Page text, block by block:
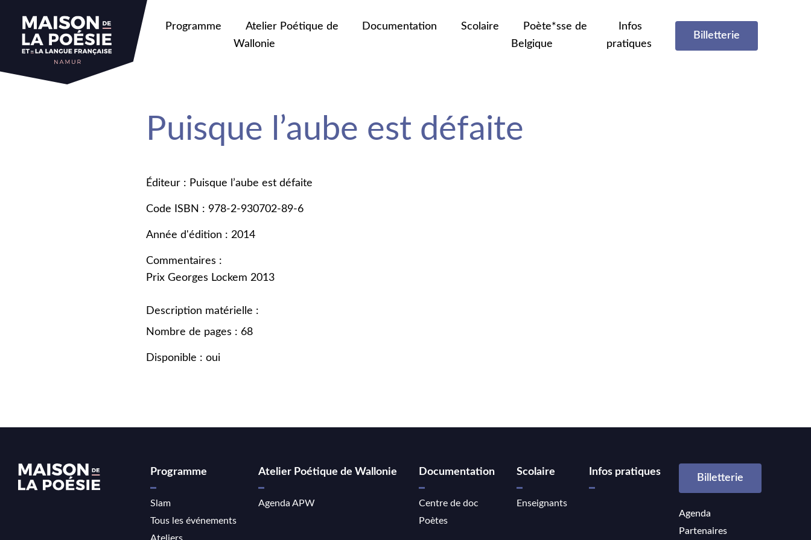
Programme
Atelier Poétique de
Wallonie
Documentation Scolaire
Poète*sse de
Belgique
Infos
pratiques
Billetterie
Puisque l’aube est défaite
Éditeur : Puisque l’aube est défaite
Code ISBN : 978-2-930702-89-6
Année d'édition : 2014
Commentaires :
Prix Georges Lockem 2013
Description matérielle :
Nombre de pages : 68
Disponible : oui
Programme
Slam
Tous les événements
Ateliers
Atelier Poétique de Wallonie
Agenda APW
Documentation
Centre de doc
Poètes
Scolaire
Enseignants
Infos pratiques
Billetterie
Agenda
Partenaires